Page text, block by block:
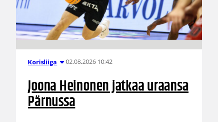
Korisliiga 02.08.2026 10:42
Joona Heinonen jatkaa uraansa
Pärnussa